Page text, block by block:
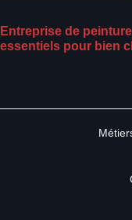
Entreprise de
essentiels pour bien